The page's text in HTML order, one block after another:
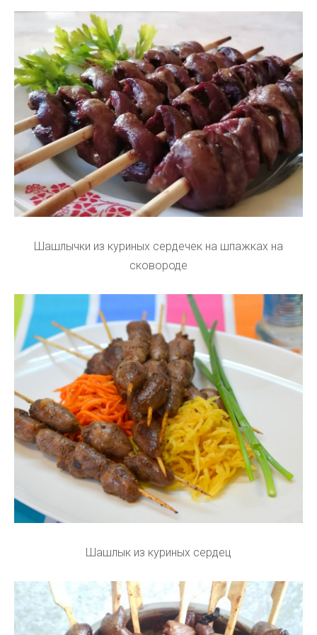
Шашлычки из куриных сердечек на шпажках на
сковороде
Шашлык из куриных сердец